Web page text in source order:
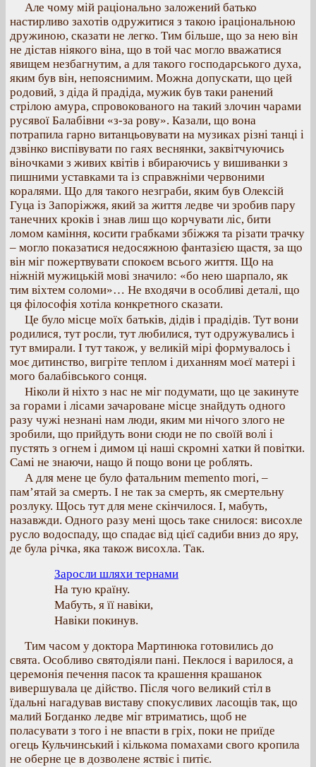
Але чому мій раціонально заложений батько
настирливо захотів одружитися з такою іраціональною
дружиною, сказати не легко. Тим більше, що за нею він
не дістав ніякого віна, що в той час могло вважатися
явищем незбагнутим, а для такого господарського духа,
яким був він, непояснимим. Можна допускати, що цей
родовий, з діда й прадіда, мужик був таки ранений
стрілою амура, спровокованого на такий злочин чарами
русявої Балабівни «з-за рову». Казали, що вона
потрапила гарно витанцьовувати на музиках різні танці і
дзвінко виспівувати по гаях веснянки, заквітчуючись
віночками з живих квітів і вбираючись у вишиванки з
пишними уставками та із справжніми червоними
коралями. Що для такого незграби, яким був Олексій
Гуца із Запоріжжя, який за життя ледве чи зробив пару
танечних кроків і знав лиш що корчувати ліс, бити
ломом каміння, косити грабками збіжжя та різати трачку
– могло показатися недосяжною фантазією щастя, за що
він міг пожертвувати спокоєм всього життя. Що на
ніжній мужицькій мові значило: «бо нею шарпало, як
тим віхтем соломи»… Не входячи в особливі деталі, що
ця філософія хотіла конкретного сказати.
Це було місце моїх батьків, дідів і прадідів. Тут вони
родилися, тут росли, тут любилися, тут одружувались і
тут вмирали. І тут також, у великій мірі формувалось і
моє дитинство, вигріте теплом і диханням моєї матері і
мого балабівського сонця.
Ніколи й ніхто з нас не міг подумати, що це закинуте
за горами і лісами зачароване місце знайдуть одного
разу чужі незнані нам люди, яким ми нічого злого не
зробили, що прийдуть вони сюди не по своїй волі і
пустять з огнем і димом ці наші скромні хатки й повітки.
Самі не знаючи, нащо й пощо вони це роблять.
А для мене це було фатальним memento mori, –
пам’ятай за смерть. І не так за смерть, як смертельну
розлуку. Щось тут для мене скінчилося. І, мабуть,
назавжди. Одного разу мені щось таке снилося: висохле
русло водоспаду, що спадає від цієї садиби вниз до яру,
де була річка, яка також висохла. Так.
Заросли шляхи тернами
На тую країну.
Мабуть, я її навіки,
Навіки покинув.
Тим часом у доктора Мартинюка готовились до
свята. Особливо святодіяли пані. Пеклося і варилося, а
церемонія печення пасок та крашення крашанок
вивершувала це дійство. Після чого великий стіл в
їдальні нагадував виставу спокусливих ласощів так, що
малий Богданко ледве міг втриматись, щоб не
поласувати з того і не впасти в гріх, поки не приїде
огець Кульчинський і кількома помахами свого кропила
не оберне це в дозволене яствіє і питіє.